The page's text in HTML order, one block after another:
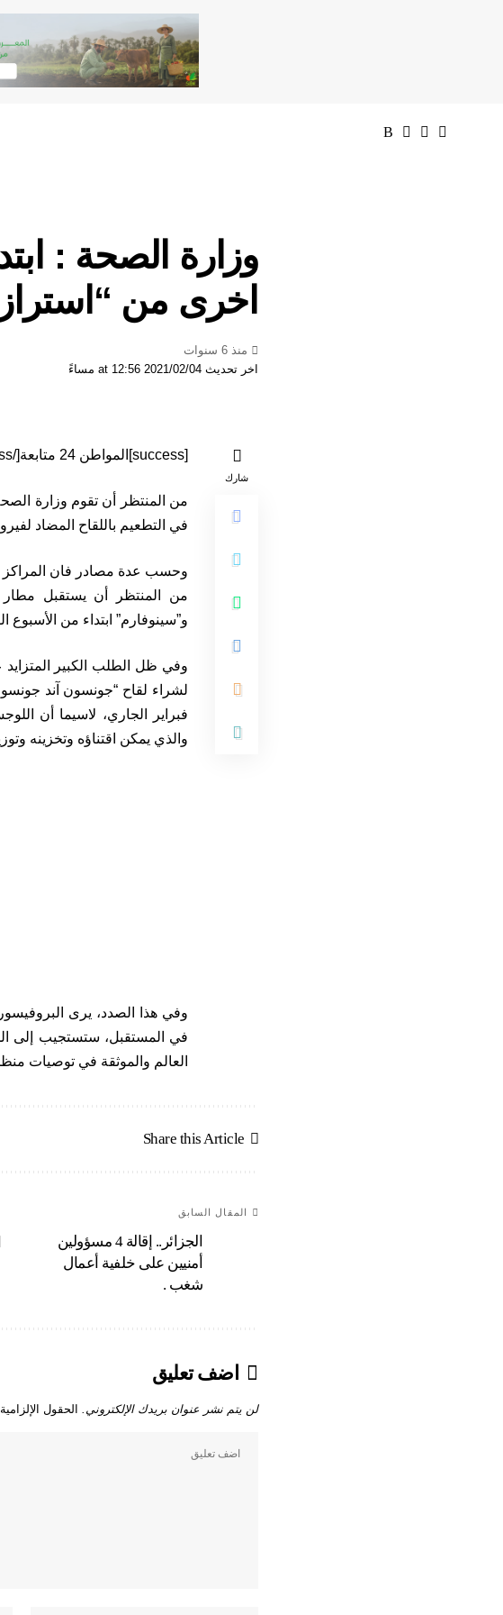
وزارة الصحة :
اخرى من
اخر تحديث 2021/02/04 at 12:56 مساءً
منذ 6 سنوات
شارك
[success]المواطن 24 متابعة[/success]
من المنتظر أن تقوم وزارة
في التطعيم باللقاح المضاد
من المنتظر أن يستقبل مطار
و”سينوفارم” ابتداء من الأسبوع
وفي ظل الطلب الكبير
لشراء لقاح “جونسون آند
فبراير الجاري، لاسيما أن
والذي يمكن اقتناؤه وتخزينه
وفي هذا الصدد، يرى البروفيسور
في المستقبل، ستستجيب إلى
العالم والموثقة في توصيات
Share this Article
المقال السابق
الجزائر.. إقالة 4 مسؤولين
أمنيين على خلفية أعمال
شغب .
اضف تعليق
لن يتم نشر عنوان بريدك الإلكتروني. الحقول